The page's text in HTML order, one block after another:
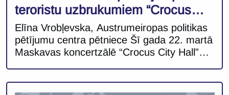
teroristu uzbrukumiem “Crocus
City Hall”
Elīna Vrobļevska, Austrumeiropas politikas
pētījumu centra pētniece Šī gada 22. martā
Maskavas koncertzālē “Crocus City Hall”